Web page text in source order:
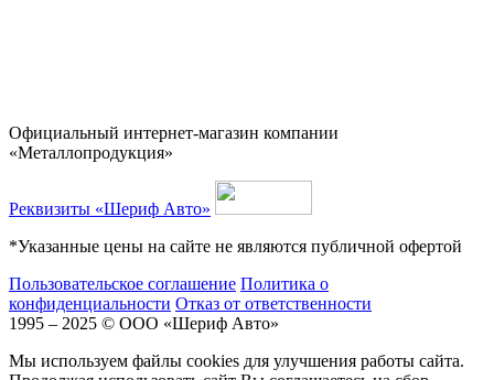
Официальный интернет-магазин компании
«Металлопродукция»
Реквизиты «Шериф Авто»
*Указанные цены на сайте не являются публичной офертой
Пользовательское соглашение Политика о
конфиденциальности Отказ от ответственности
1995 – 2025 © ООО «Шериф Авто»
Мы используем файлы cookies для улучшения работы сайта.